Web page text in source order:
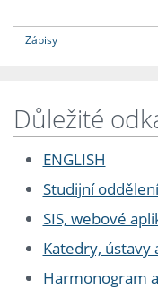
Zápisy
Důležité
ENGLISH
Studijní oddělení
SIS, webové
Katedry, ústavy
Harmonogram